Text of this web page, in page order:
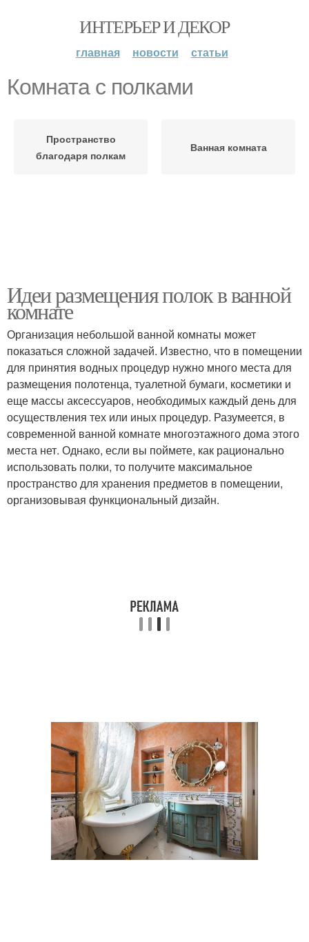
ИНТЕРЬЕР И ДЕКОР
главная новости статьи
Комната с полками
Пространство
благодаря полкам
Ванная комната
Идеи размещения полок в ванной
комнате
Организация небольшой ванной комнаты может
показаться сложной задачей. Известно, что в помещении
для принятия водных процедур нужно много места для
размещения полотенца, туалетной бумаги, косметики и
еще массы аксессуаров, необходимых каждый день для
осуществления тех или иных процедур. Разумеется, в
современной ванной комнате многоэтажного дома этого
места нет. Однако, если вы поймете, как рационально
использовать полки, то получите максимальное
пространство для хранения предметов в помещении,
организовывая функциональный дизайн.